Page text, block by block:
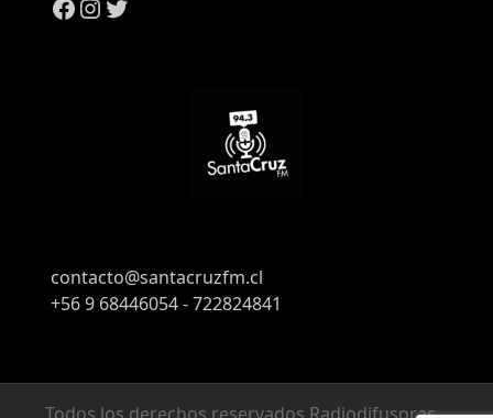
contacto@santacruzfm.cl
+56 9 68446054 - 722824841